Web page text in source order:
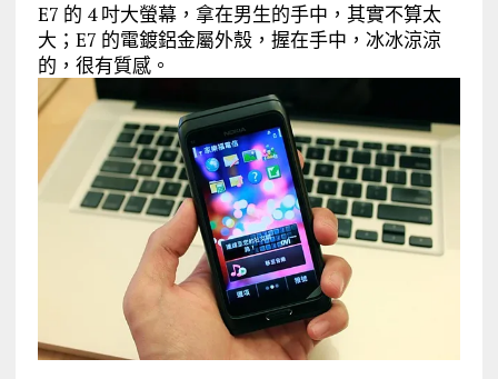
E7 的 4 吋大螢幕，拿在男生的手中，其實不算太
大；E7 的電鍍鋁金屬外殼，握在手中，冰冰涼涼
的，很有質感。